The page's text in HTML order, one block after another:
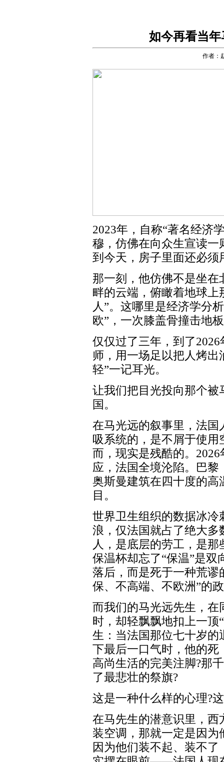
如今再看当
作者：
2023年，自称“著名经济
穆，仿佛在向众生宣读一
到今天，房子里面还必须
那一刻，他仿佛不是坐
畔的云端，俯瞰着地球上
人”。这哪里是经济学分
欧”，一次膝盖骨撞击地
仅仅过了三年，到了
师，用一场足以把人烤
轻”一记耳光。
让我们把目光投向那个
国。
在马光远的叙事里，法
吸系统的，是不屑于使用
而，现实是残酷的。
应，法国全境沦陷。巴
奥斯曼建筑在四十度的高
目。
世界卫生组织的数据冰
浪，仅法国就占了绝大多
人，是底层的劳工，是
保温杯却忘了“保温”是
落后，而是死于一种荒
保、不高端、不欧洲”的
而我们的马光远先生，
时，却轻飘飘地扣上一顶
生：当法国那位七十岁
下最后一口气时，他的死
高尚生活的完美注脚?那
了最悲壮的祭旗?
这是一种什么样的心理?
在马先生的潜意识里，
装空调，那就一定是因为
因为他们装不起、装不